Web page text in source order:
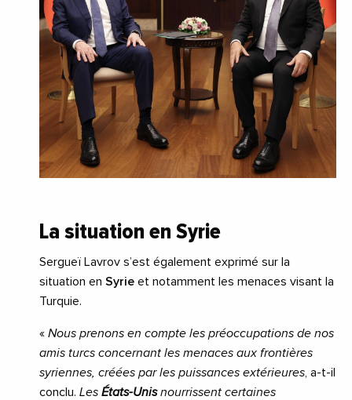
La situation en Syrie
Sergueï Lavrov s’est également exprimé sur la
situation en Syrie et notamment les menaces visant la
Turquie.
« Nous prenons en compte les préoccupations de nos
amis turcs concernant les menaces aux frontières
syriennes, créées par les puissances extérieures , a-t-il
conclu. Les États-Unisnourrissent certaines